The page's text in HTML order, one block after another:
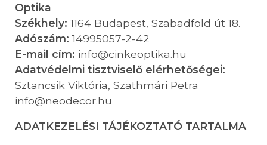
Optika
Székhely: 1164 Budapest, Szabadföld út 18.
Adószám: 14995057-2-42
E-mail cím: info@cinkeoptika.hu
Adatvédelmi tisztviselő elérhetőségei:
Sztancsik Viktória, Szathmári Petra
info@neodecor.hu
ADATKEZELÉSI TÁJÉKOZTATÓ TARTALMA